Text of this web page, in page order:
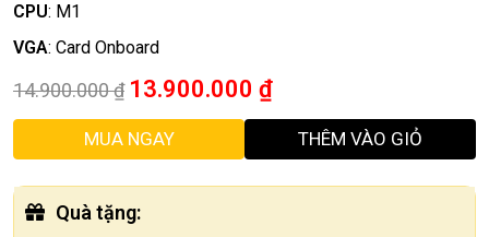
CPU: M1
VGA: Card Onboard
14.900.000₫ 13.900.000 ₫
MUA NGAY THÊM VÀO GIỎ
Quà tặng: